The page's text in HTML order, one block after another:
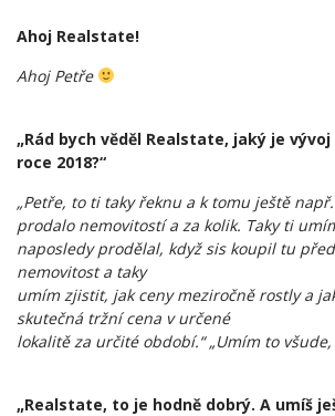
Ahoj Realstate!
Ahoj Petře
„Rád bych věděl Realstate, jaký je
roce 2018?“
„Petře, to ti taky řeknu a k tomu ještě
prodalo nemovitostí a za kolik. Taky ti
naposledy prodělal, když sis koupil tu
nemovitost a taky
umím zjistit, jak ceny meziročně rostly a
skutečná tržní cena v určené
lokalitě za určité období.“ „Umím to všude,
„Realstate, to je hodně dobrý. A umíš